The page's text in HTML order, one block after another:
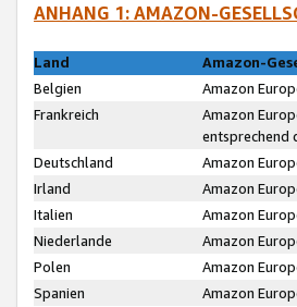
ANHANG 1: AMAZON-
Land
Amazon-
Belgien
Amazon
Frankreich
Amazon
entsprechend
Deutschland
Amazon
Irland
Amazon
Italien
Amazon
Niederlande
Amazon
Polen
Amazon
Spanien
Amazon